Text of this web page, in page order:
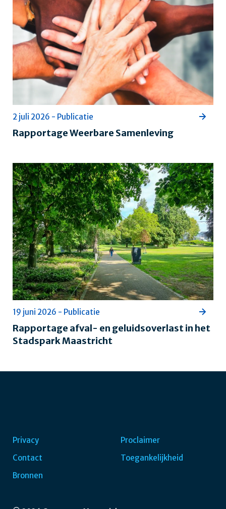
Rapportage Weerbare Samenleving
2 juli 2026 - Publicatie
Rapportage afval- en geluidsoverlast in het
Stadspark Maastricht
19 juni 2026 - Publicatie
Voet
Privacy
Contact
Bronnen
Proclaimer
Toegankelijkheid